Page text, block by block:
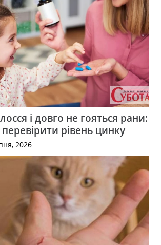
і довго не гояться рани:
рівень цинку
2026